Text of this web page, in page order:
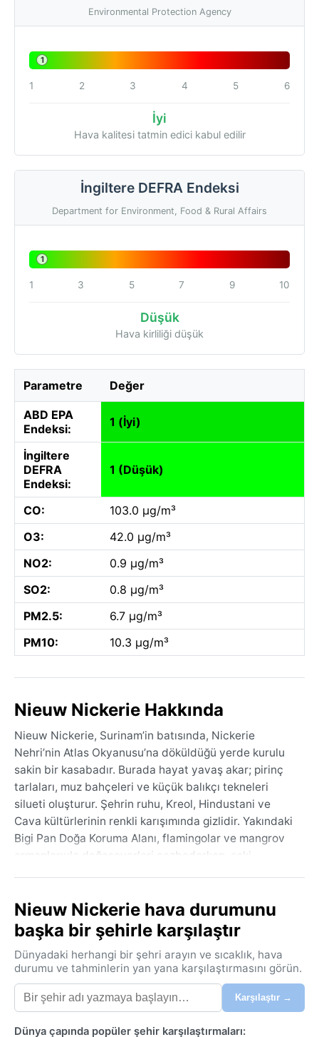
Environmental Protection Agency
1
1 2 3 4 5 6
İyi
Hava kalitesi tatmin edici kabul edilir
İngiltere DEFRA Endeksi
Department for Environment, Food & Rural Affairs
1
1 3 5 7 9 10
Düşük
Hava kirliliği düşük
Parametre Değer
ABD EPA
Endeksi:
1 (İyi)
İngiltere
DEFRA
Endeksi:
1 (Düşük)
CO:
103.0 µg/m³
O3:
42.0 µg/m³
NO2:
0.9 µg/m³
SO2:
0.8 µg/m³
PM2.5:
6.7 µg/m³
PM10:
10.3 µg/m³
Nieuw Nickerie Hakkında
Nieuw Nickerie, Surinam’in batısında, Nickerie
Nehri’nin Atlas Okyanusu’na döküldüğü yerde kurulu
sakin bir kasabadır. Burada hayat yavaş akar; pirinç
tarlaları, muz bahçeleri ve küçük balıkçı tekneleri
silueti oluşturur. Şehrin ruhu, Kreol, Hindustani ve
Cava kültürlerinin renkli karışımında gizlidir. Yakındaki
Bigi Pan Doğa Koruma Alanı, flamingolar ve mangrov
ormanlarıyla doğaseverleri cezbederken, eski
Nickerie, yıl boyu nemli ve sıcak bir ortama sahiptir.
İklim profili tropikal muson kuşağına (Köppen Am)
aittir. Bu, belirgin bir yağışlı ve kurak mevsim döngüsü
anlamına gelir. En yoğun yağışlar mayıs-ağustos ve
kasım-ocak aylarında görülürken, şubat-nisan dönemi
nispeten daha kurudur. Sıcaklıklar 24-30°C arasında
sabit kalır, ancak nem oranı %80’in üzerinde
seyrettiğinden bunaltıcı bir his yaratır. Kış kavramı
Nieuw Nickerie hava durumunu
başka bir şehirle karşılaştır
Dünyadaki herhangi bir şehri arayın ve sıcaklık, hava
durumu ve tahminlerin yan yana karşılaştırmasını görün.
Karşılaştır →
Dünya çapında popüler şehir karşılaştırmaları: